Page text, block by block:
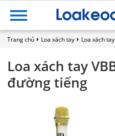
Trang chủ Loa xách tay Loa xách
Loa xách tay
đường tiếng